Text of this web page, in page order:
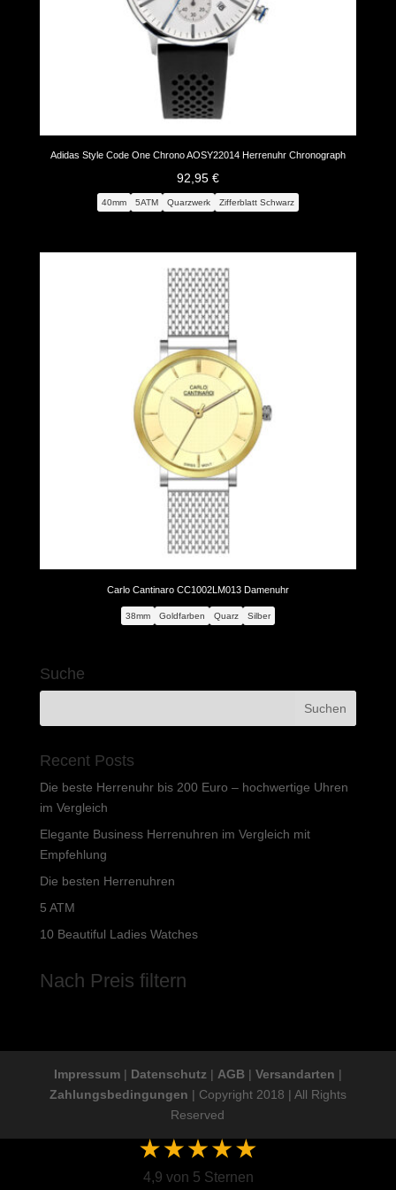
Adidas Style Code One Chrono AOSY22014 Herrenuhr Chronograph
92,95 €
40mm 5ATM Quarzwerk Zifferblatt Schwarz
Carlo Cantinaro CC1002LM013 Damenuhr
38mm Goldfarben Quarz Silber
Suche
Recent Posts
Die beste Herrenuhr bis 200 Euro – hochwertige Uhren
im Vergleich
Elegante Business Herrenuhren im Vergleich mit
Empfehlung
Die besten Herrenuhren
5 ATM
10 Beautiful Ladies Watches
Nach Preis filtern
Impressum| Datenschutz | AGB| Versandarten |
Zahlungsbedingungen | Copyright 2018 | All Rights
Reserved
4,9 von 5 Sternen